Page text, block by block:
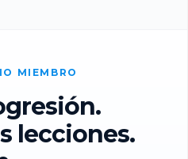
MIEMBRO
lecciones.